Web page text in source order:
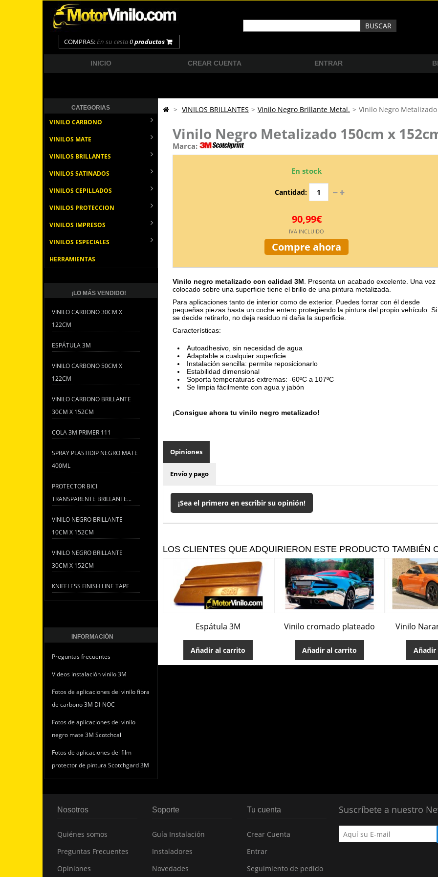
COMPRAS:En su cesta0productos
INICIO CREAR CUENTA ENTRAR
CATEGORIAS
VINILO CARBONO
VINILOS MATE
VINILOS BRILLANTES
VINILOS SATINADOS
VINILOS CEPILLADOS
VINILOS PROTECCION
VINILOS IMPRESOS
VINILOS ESPECIALES
HERRAMIENTAS
¡LO MÁS VENDIDO!
VINILO CARBONO 30CM X
122CM
ESPÁTULA 3M
VINILO CARBONO 50CM X
122CM
VINILO CARBONO BRILLANTE
30CM X 152CM
COLA 3M PRIMER 111
SPRAY PLASTIDIP NEGRO MATE
400ML
PROTECTOR BICI
TRANSPARENTE BRILLANTE...
VINILO NEGRO BRILLANTE
10CM X 152CM
VINILO NEGRO BRILLANTE
30CM X 152CM
KNIFELESS FINISH LINE TAPE
INFORMACIÓN
Preguntas frecuentes
Videos instalación vinilo 3M
Fotos de aplicaciones del vinilo fibra
de carbono 3M DI-NOC
Fotos de aplicaciones del vinilo
negro mate 3M Scotchcal
Fotos de aplicaciones del film
protector de pintura Scotchgard 3M
> VINILOS BRILLANTES > Vinilo Negro Brillante Metal. > Vinilo Negro
Vinilo Negro Metalizado 150cm x
Marca:
En stock
Cantidad:
90,99€
IVA INCLUIDO
Compre ahora
Vinilo negro metalizado con calidad 3M . Presenta un acabado excelente. Una vez
colocado sobre una superficie tiene el brillo de una pintura metalizada.
Para aplicaciones tanto de interior como de exterior. Puedes forrar con él desde
pequeñas piezas hasta un coche entero protegiendo la pintura del propio vehículo. Si
se decide retirarlo, no deja residuo ni daña la superficie.
Características:
Autoadhesivo, sin necesidad de agua
Adaptable a cualquier superficie
Instalación sencilla: permite reposicionarlo
Estabilidad dimensional
Soporta temperaturas extremas: -60ºC a 107ºC
Se limpia fácilmente con agua y jabón
¡Consigue ahora tu vinilo negro metalizado!
Opiniones
Envío y pago
¡Sea el primero en escribir su opinión!
LOS CLIENTES QUE ADQUIRIERON ESTE PRODUCTO TAMBIÉN
Espátula 3M
Añadir al carrito
Vinilo cromado plateado
Añadir al carrito
Vinilo
Añadir
Nosotros
Quiénes somos
Preguntas Frecuentes
Opiniones
Soporte
Guía Instalación
Instaladores
Novedades
Tu cuenta
Crear Cuenta
Entrar
Seguimiento de pedido
Suscríbete a nuestro